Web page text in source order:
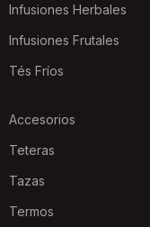
Infusiones Herbales
Infusiones Frutales
Tés Fríos
Accesorios
Teteras
Tazas
Termos